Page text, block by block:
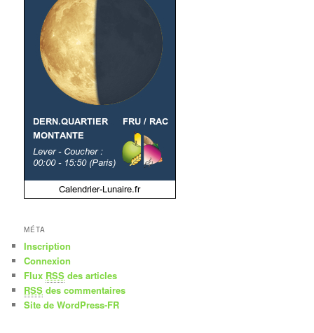
MÉTA
Inscription
Connexion
Flux RSS des articles
RSS des commentaires
Site de WordPress-FR